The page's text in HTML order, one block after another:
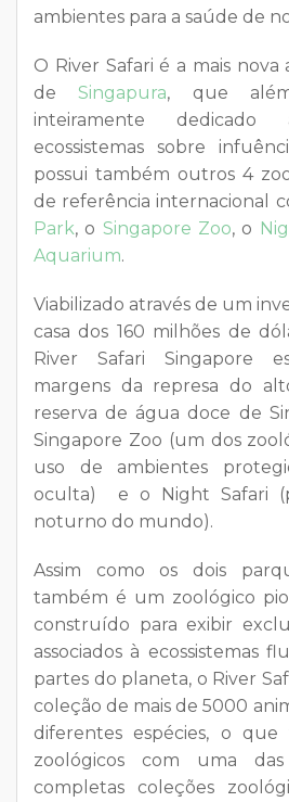
ambientes para a saúde de
O River Safari é a mais nova
deSingapura, que
inteiramente
ecossistemas sobre
possui também outros 4
de referência internacional
Park, o Singapore Zoo, o
Aquarium.
Viabilizado através de um
casa dos 160 milhões de
River Safari Singapore
margens da represa do
reserva de água doce de
Singapore Zoo (um dos
uso de ambientes
oculta) e o Night Safari
noturno do mundo).
Assim como os dois
também é um zoológico
construído para exibir
associados à ecossistemas
partes do planeta, o River
coleção de mais de 5000
diferentes espécies, o
zoológicos com uma
completas coleções